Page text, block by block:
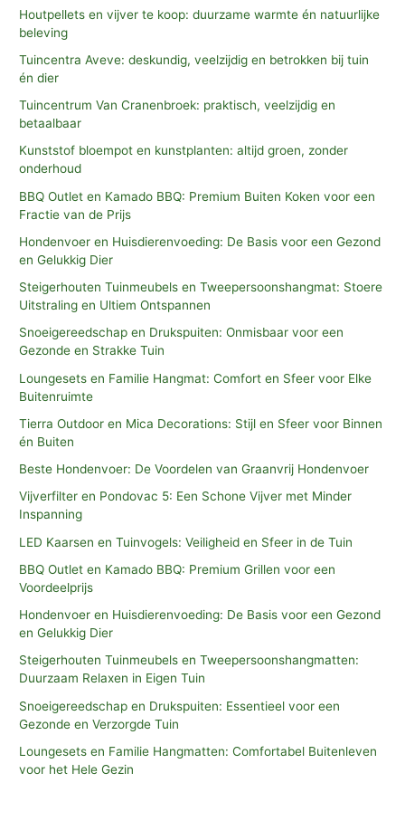
Houtpellets en vijver te koop: duurzame warmte én natuurlijke
beleving
Tuincentra Aveve: deskundig, veelzijdig en betrokken bij tuin
én dier
Tuincentrum Van Cranenbroek: praktisch, veelzijdig en
betaalbaar
Kunststof bloempot en kunstplanten: altijd groen, zonder
onderhoud
BBQ Outlet en Kamado BBQ: Premium Buiten Koken voor een
Fractie van de Prijs
Hondenvoer en Huisdierenvoeding: De Basis voor een Gezond
en Gelukkig Dier
Steigerhouten Tuinmeubels en Tweepersoonshangmat: Stoere
Uitstraling en Ultiem Ontspannen
Snoeigereedschap en Drukspuiten: Onmisbaar voor een
Gezonde en Strakke Tuin
Loungesets en Familie Hangmat: Comfort en Sfeer voor Elke
Buitenruimte
Tierra Outdoor en Mica Decorations: Stijl en Sfeer voor Binnen
én Buiten
Beste Hondenvoer: De Voordelen van Graanvrij Hondenvoer
Vijverfilter en Pondovac 5: Een Schone Vijver met Minder
Inspanning
LED Kaarsen en Tuinvogels: Veiligheid en Sfeer in de Tuin
BBQ Outlet en Kamado BBQ: Premium Grillen voor een
Voordeelprijs
Hondenvoer en Huisdierenvoeding: De Basis voor een Gezond
en Gelukkig Dier
Steigerhouten Tuinmeubels en Tweepersoonshangmatten:
Duurzaam Relaxen in Eigen Tuin
Snoeigereedschap en Drukspuiten: Essentieel voor een
Gezonde en Verzorgde Tuin
Loungesets en Familie Hangmatten: Comfortabel Buitenleven
voor het Hele Gezin